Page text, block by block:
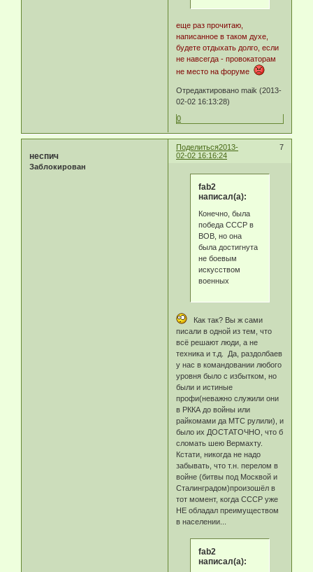
еще раз прочитаю,
написанное в таком духе,
будете отдыхать долго, если
не навсегда - провокаторам
не место на форуме
Отредактировано maik (2013-
02-02 16:13:28)
0
Поделиться 7
2013-
02-02 16:16:24
неспич
Заблокирован
fab2
написал(а):
Конечно, была
победа СССР в
ВОВ, но она
была достигнута
не боевым
искусством
военных
Как так? Вы ж сами
писали в одной из тем, что
всё решают люди, а не
техника и т.д. Да, раздолбаев
у нас в командовании любого
уровня было с избытком, но
были и истиные
профи(неважно служили они
в РККА до войны или
райкомами да МТС рулили), и
было их ДОСТАТОЧНО, что б
сломать шею Вермахту.
Кстати, никогда не надо
забывать, что т.н. перелом в
войне (битвы под Москвой и
Сталинградом)произошёл в
тот момент, когда СССР уже
НЕ обладал преимуществом
в населении...
fab2
написал(а):